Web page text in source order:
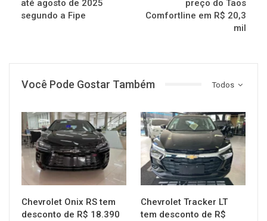
até agosto de 2025
segundo a Fipe
preço do Taos
Comfortline em R$ 20,3
mil
Todos
Você Pode Gostar Também
MUNDO AUTOMOTIVO
Chevrolet Onix RS tem
desconto de R$ 18.390
MUNDO AUTOMOTIVO
Chevrolet Tracker LT
tem desconto de R$